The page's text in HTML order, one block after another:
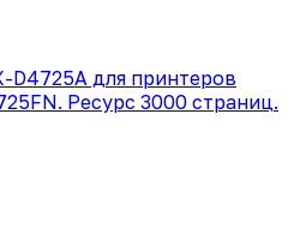
D4725A для принтеров
Ресурс 3000 страниц.